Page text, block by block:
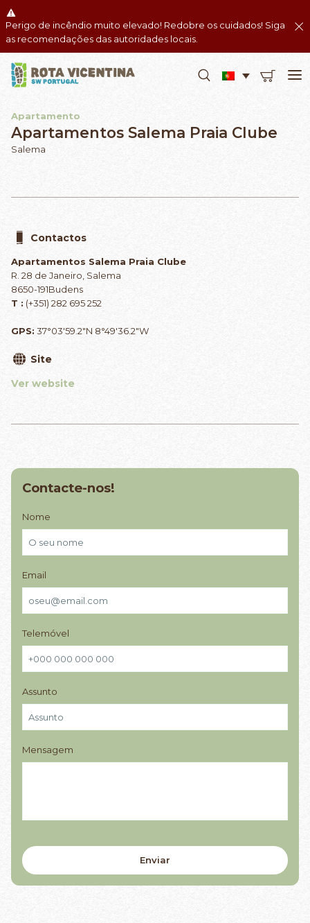
Perigo de incêndio muito elevado! Redobre os cuidados! Siga
as recomendações das autoridades locais.
Apartamento
Apartamentos Salema Praia Clube
Salema
Contactos
Apartamentos Salema Praia Clube
R. 28 de Janeiro, Salema
8650-191Budens
T : (+351) 282 695 252
GPS: 37°03'59.2"N 8°49'36.2"W
Site
Ver website
Contacte-nos!
Nome
Email
Telemóvel
Assunto
Mensagem